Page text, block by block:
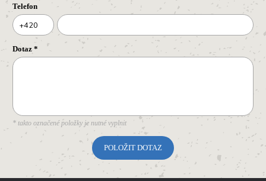
Telefon
+420
Dotaz *
* takto označené položky je nutné vyplnit